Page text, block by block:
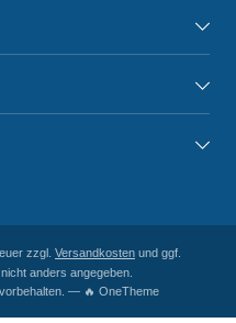
zzgl. Versandkosten und ggf.
anders angegeben.
— 🔥 OneTheme